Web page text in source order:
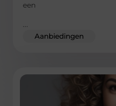
een
Aanbiedingen